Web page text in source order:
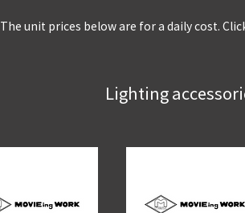
The unit prices below are for a daily cost.
Lighting